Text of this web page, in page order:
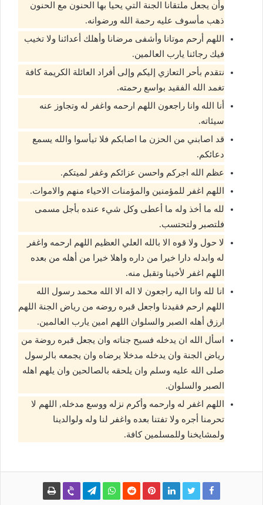
وأن يجعل ملتقانا الجنة التي يحيا بها الحنون مع الحنون
ذهب مأسوف عليه رحمة الله ورضوانه.
اللهم أرحم موتانا وأشفى مرضانا وأهلك أعدائنا ولا تخيب
فيك رجائنا يارب العالمين.
نتقدم بأحر التعازي إليكم وإلى أفراد العائلة الكريمة كافة
تغمد الله الفقيد بواسع رحمته.
أنا الله وانا راجعون اللهم ارحمه واغفر له وتجاوز عنه
سيئاته.
قد اصابني من الحزن ما اصابكم فلا تيأسوا والله يسمع
دعائكم.
عظم الله اجركم واحسن عزائكم وغفر لميتكم.
اللهم اغفر للمؤمنين والمؤمنات الاحياء منهم والاموات.
لله ما أخذ وله ما أعطى وكل شيء عنده بأجل مسمى
فلتصبر ولتحتسب.
لا حول ولا قوه الا بالله العلي العظيم اللهم ارحمه واغفر
له وابدله دارا خيرا من داره واهلا خيرا من أهله من بعده
اللهم اغفر لأخينا وتقبل منه.
انا لله وانا اليه راجعون لا اله الا الله محمد رسول الله
اللهم ارحم فقيدنا واجعل قبره روضه من رياض الجنة اللهم
ارزق أهله الصبر والسلوان اللهم امين يارب العالمين.
اسأل الله ان يدخله فسيح جناته وان يجعل قبره روضة من
رياض الجنة وان يدخله مدخلا يرضاه وان يجمعه بالرسول
صلى الله عليه وسلم وان يلحقه بالصالحين وان يلهم اهله
الصبر والسلوان.
اللهم اغفر له وارحمه وأكرم نزله ووسع مدخله, اللهم لا
تحرمنا أجره ولا تفتنا بعده واغفر لنا وله ولوالدينا
ولمشايخنا وللمسلمين كافة.